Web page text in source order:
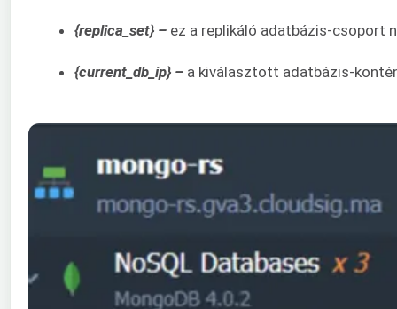
{replica_set} – ez a replikáló adatbázis-csoport
{current_db_ip} – a kiválasztott adatbázis-